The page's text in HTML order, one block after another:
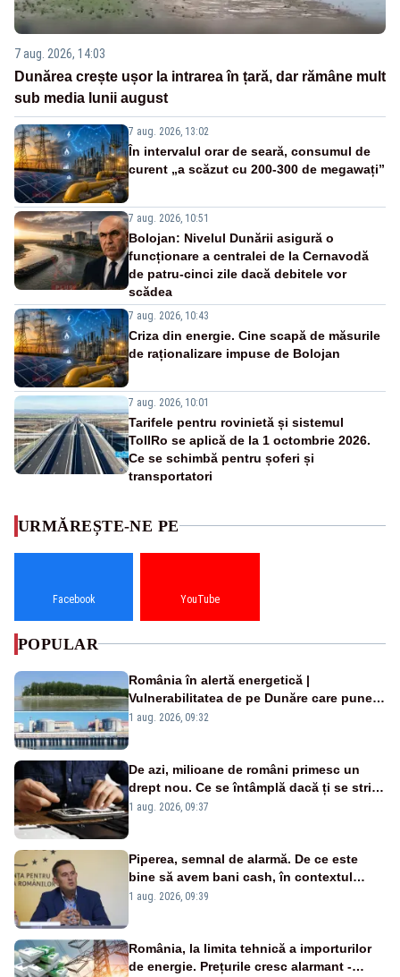
7 aug. 2026, 14:03
Dunărea crește ușor la intrarea în țară, dar rămâne mult
sub media lunii august
7 aug. 2026, 13:02
În intervalul orar de seară, consumul de
curent „a scăzut cu 200-300 de megawați”
7 aug. 2026, 10:51
Bolojan: Nivelul Dunării asigură o
funcționare a centralei de la Cernavodă
de patru-cinci zile dacă debitele vor
scădea
7 aug. 2026, 10:43
Criza din energie. Cine scapă de măsurile
de raționalizare impuse de Bolojan
7 aug. 2026, 10:01
Tarifele pentru rovinietă și sistemul
TollRo se aplică de la 1 octombrie 2026.
Ce se schimbă pentru șoferi și
transportatori
URMĂREȘTE-NE PE
Facebook YouTube
POPULAR
România în alertă energetică |
Vulnerabilitatea de pe Dunăre care pune
în pericol Centrala Cernavodă era
1 aug. 2026, 09:32
De azi, milioane de români primesc un
drept nou. Ce se întâmplă dacă ți se strică
un produs
1 aug. 2026, 09:37
Piperea, semnal de alarmă. De ce este
bine să avem bani cash, în contextul
alertei energetice?
1 aug. 2026, 09:39
România, la limita tehnică a importurilor
de energie. Prețurile cresc alarmant -